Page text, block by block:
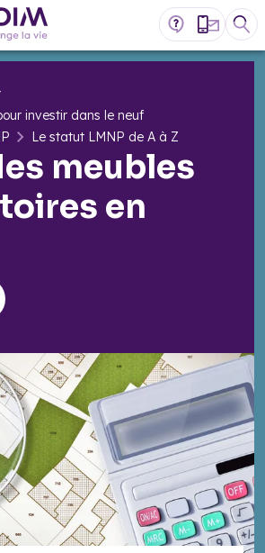
investir dans le neuf
Le statut LMNP de A à Z
meubles
en